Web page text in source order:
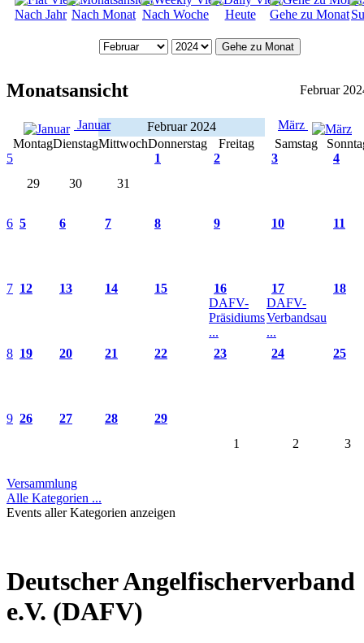
Nach Jahr Nach Monat Nach Woche Heute Gehe zu Monat
Gehe zu Monat
Monatsansicht Februar
Januar Februar 2024
März
MontagDienstagMittwochDonnerstag Freitag Samstag
5
29
30 31
1 2 3 4
6 5 6 7 8 9 10 11
7 12 13 14 15
16
DAFV-
Präsidiums
...
17
DAFV-
Verbandsau
...
18
8 19 20 21 22 23 24 25
9 26 27 28
29
1
2 3
Versammlung
Alle Kategorien ...
Events aller Kategorien anzeigen
Deutscher Angelfischerverband
e.V. (DAFV)